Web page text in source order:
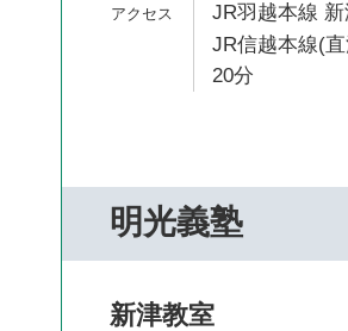
JR羽越本線
JR信越本線(
20分
明光義塾
新津教室